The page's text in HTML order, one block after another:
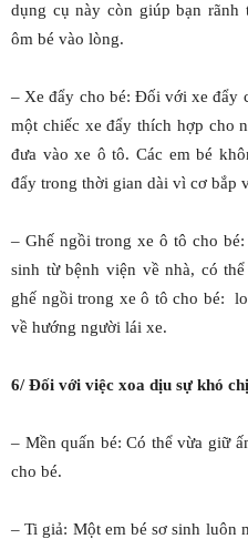
dụng cụ này còn giúp bạn
ôm bé vào lòng.
– Xe đẩy cho bé: Đối với xe đẩy
một chiếc xe đẩy thích hợp cho
đưa vào xe ô tô. Các em bé
đẩy trong thời gian dài vì cơ bắp
– Ghế ngồi trong xe ô tô cho
sinh từ bệnh viện về nhà, có
ghế ngồi trong xe ô tô cho bé:
về hướng người lái xe.
6/ Đối với việc xoa dịu sự khó
– Mền quấn bé: Có thể vừa giữ
cho bé.
– Ti giả: Một em bé sơ sinh luôn